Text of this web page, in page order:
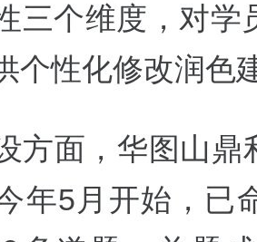
三个维度，对学
个性化修改润色
方面，华图山鼎
年5月开始，已